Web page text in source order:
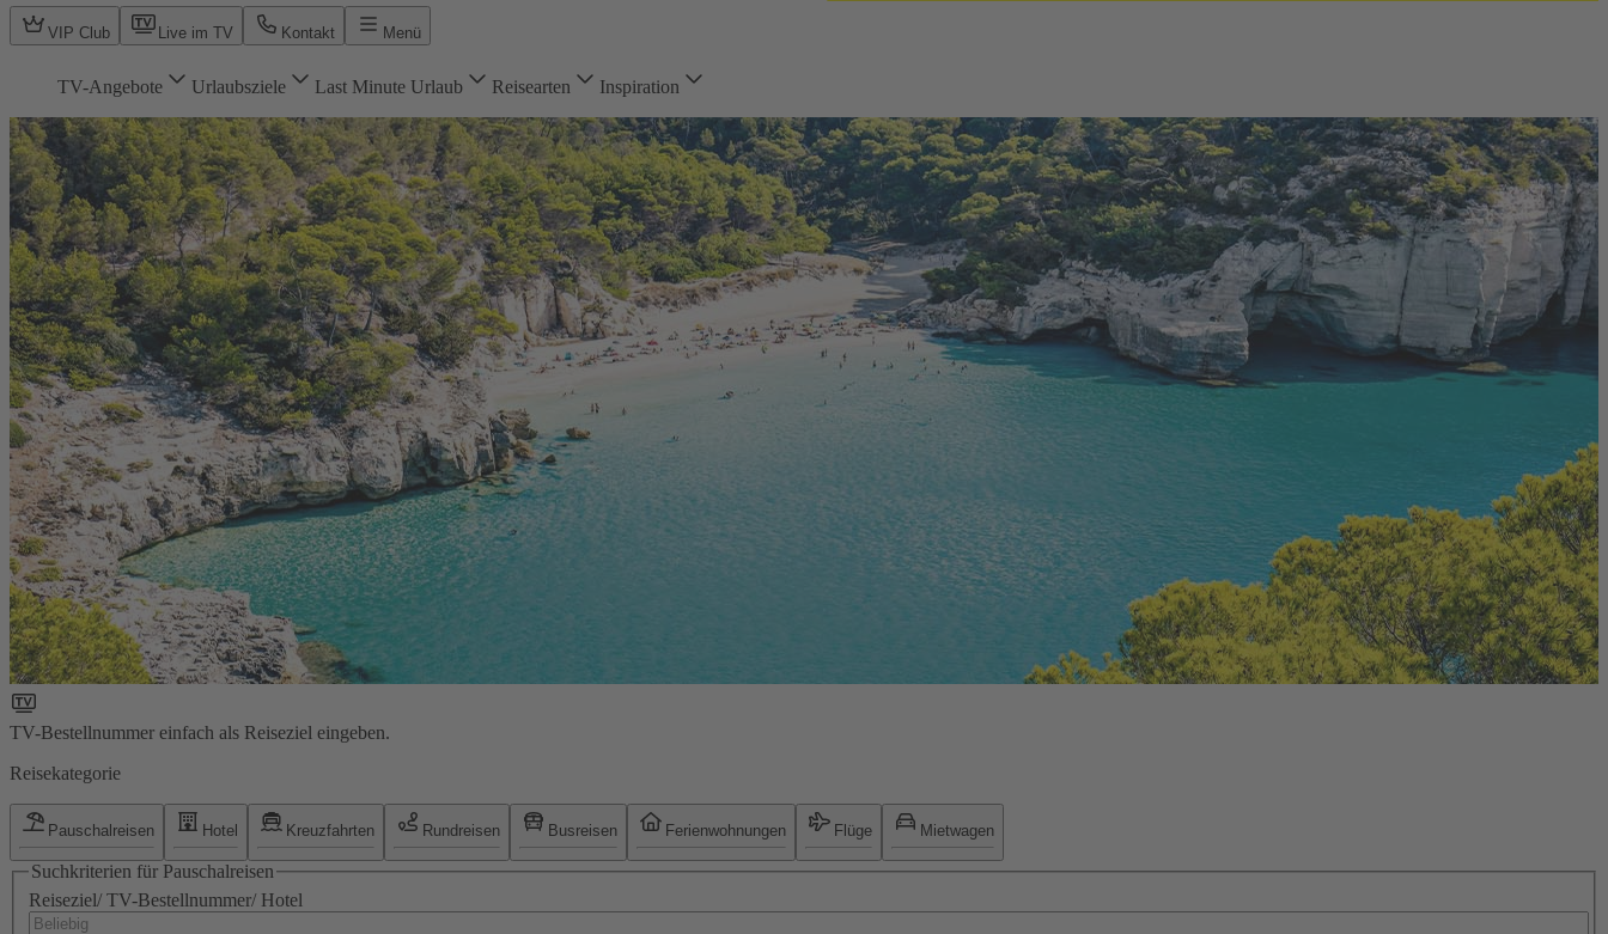
VIP Club Live im TV Kontakt Menü
TV-Angebote Urlaubsziele Last Minute Urlaub Reisearten Inspiration
TV-Bestellnummer einfach als Reiseziel eingeben.
Reisekategorie
Pauschalreisen Hotel Kreuzfahrten Rundreisen Busreisen Ferienwohnungen Flüge Mietwagen
Suchkriterien für Pauschalreisen
Reiseziel/ TV-Bestellnummer/ Hotel